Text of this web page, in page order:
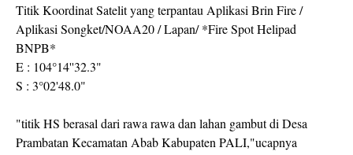
Titik Koordinat Satelit yang terpantau Aplikasi Brin Fire /
Aplikasi Songket/NOAA20 / Lapan/ *Fire Spot Helipad
BNPB*
E : 104°14''32.3"
S : 3°02'48.0"
"titik HS berasal dari rawa rawa dan lahan gambut di Desa
Prambatan Kecamatan Abab Kabupaten PALI,"ucapnya